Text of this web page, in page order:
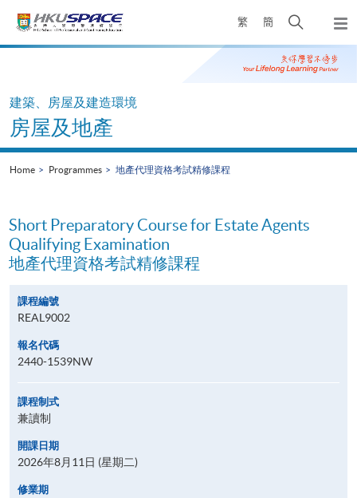
繁 簡
Open
search
panel
Main
建築、房屋及建造環境
房屋及地產
Home Programmes 地產代理資格考試精修課程
Short Preparatory Course for Estate Agents
Qualifying Examination
地產代理資格考試精修課程
課程編號
REAL9002
報名代碼
2440-1539NW
課程制式
兼讀制
開課日期
2026年8月11日 (星期二)
修業期